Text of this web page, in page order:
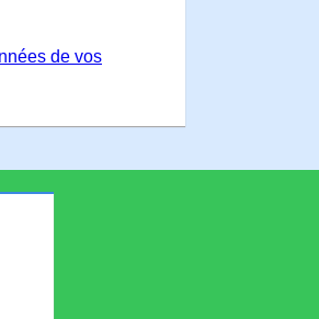
de vos